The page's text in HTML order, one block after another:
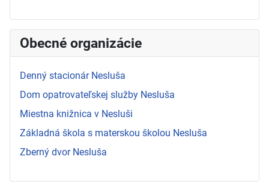
Obecné organizácie
Denný stacionár Nesluša
Dom opatrovateľskej služby Nesluša
Miestna knižnica v Nesluši
Základná škola s materskou školou Nesluša
Zberný dvor Nesluša